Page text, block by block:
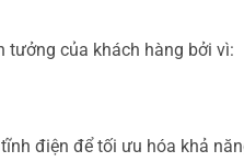
tưởng của khách hàng bởi vì:
điện để tối ưu hóa khả